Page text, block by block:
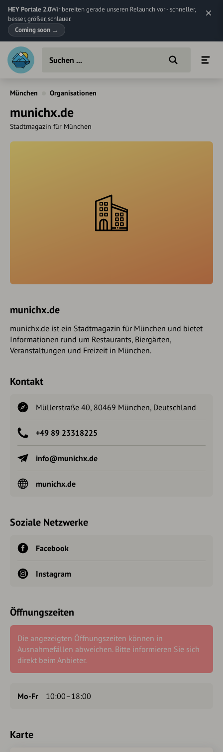
HEY Portale 2.0Wir bereiten gerade unseren Relaunch vor - schneller,
besser, größer, schlauer.
Coming soon →
München Organisationen
munichx.de
Stadtmagazin für München
munichx.de
munichx.de ist ein Stadtmagazin für München und bietet
Informationen rund um Restaurants, Biergärten,
Veranstaltungen und Freizeit in München.
Kontakt
Müllerstraße 40, 80469 München, Deutschland
+49 89 23318225
info@munichx.de
munichx.de
Soziale Netzwerke
Facebook
Instagram
Öffnungszeiten
Die angezeigten Öffnungszeiten können in
Ausnahmefällen abweichen. Bitte informieren Sie sich
direkt beim Anbieter.
Mo-Fr 10:00–18:00
Karte